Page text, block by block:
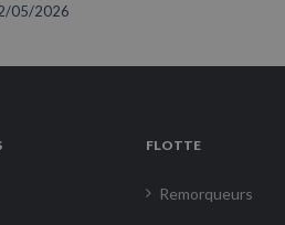
05/2026
FLOTTE
Remorqueurs